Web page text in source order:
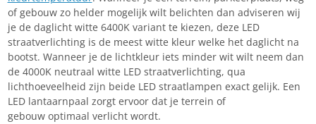
of gebouw zo helder mogelijk wilt belichten dan adviseren wij
je de daglicht witte 6400K variant te kiezen, deze LED
straatverlichting is de meest witte kleur welke het daglicht na
bootst. Wanneer je de lichtkleur iets minder wit wilt neem dan
de 4000K neutraal witte LED straatverlichting, qua
lichthoeveelheid zijn beide LED straatlampen exact gelijk. Een
LED lantaarnpaal zorgt ervoor dat je terrein of
gebouw optimaal verlicht wordt.